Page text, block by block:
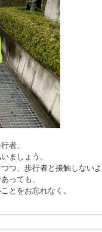
者、
ましょう。
つ、歩行者と接触しない
っても、
とをお忘れなく。